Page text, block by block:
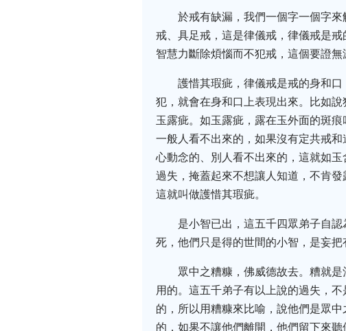
於戒有缺漏，我們一個字一個字
戒、具足戒，這是律儀戒，律儀戒是
智慧力斷除煩惱而不犯戒，這個要證
護惜其瑕疵，律儀戒是戒的身和
犯，就會在身和口上表現出來。比如
玉露疵。如玉露疵，露在玉外面的斑
一般人看不出來的，如果沒有定共戒
心動念的、別人看不出來的，這就如
過失，掩蓋起來不想讓人知道，不肯
這就叫做護惜其瑕疵。
是小智已出，這五千四眾弟子自
死，他們只是得的世間的小智，是妄把
眾中之糟糠，佛威德故去。糟就
用的。這五千弟子有以上說的過失，
的，所以用糟糠來比喻，說他們是眾
的，如果不讓他們離開，他們留下來